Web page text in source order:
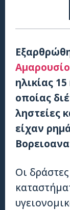
ηλικίας
οποίας
ληστείες
είχαν
Οι